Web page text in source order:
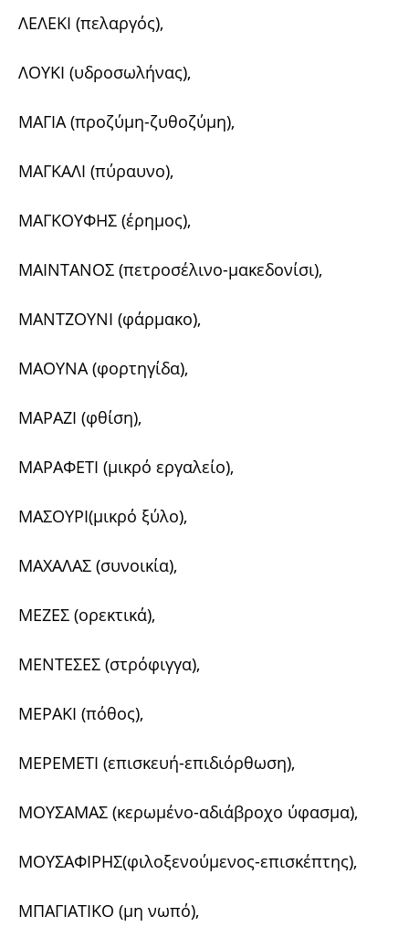
ΛΕΛΕΚΙ (πελαργός),
ΛΟΥΚΙ (υδροσωλήνας),
ΜΑΓΙΑ (προζύμη-ζυθοζύμη),
ΜΑΓΚΑΛΙ (πύραυνο),
ΜΑΓΚΟΥΦΗΣ (έρημος),
ΜΑΙΝΤΑΝΟΣ (πετροσέλινο-μακεδονίσι),
ΜΑΝΤΖΟΥΝΙ (φάρμακο),
ΜΑΟΥΝΑ (φορτηγίδα),
ΜΑΡΑΖΙ (φθίση),
ΜΑΡΑΦΕΤΙ (μικρό εργαλείο),
ΜΑΣΟΥΡΙ(μικρό ξύλο),
ΜΑΧΑΛΑΣ (συνοικία),
ΜΕΖΕΣ (ορεκτικά),
ΜΕΝΤΕΣΕΣ (στρόφιγγα),
ΜΕΡΑΚΙ (πόθος),
ΜΕΡΕΜΕΤΙ (επισκευή-επιδιόρθωση),
ΜΟΥΣΑΜΑΣ (κερωμένο-αδιάβροχο ύφασμα),
ΜΟΥΣΑΦΙΡΗΣ(φιλοξενούμενος-επισκέπτης),
ΜΠΑΓΙΑΤΙΚΟ (μη νωπό),